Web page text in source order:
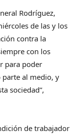
Rodríguez,
de las y los
contra la
con los
para poder
parte al medio, y
sociedad”,
de trabajador